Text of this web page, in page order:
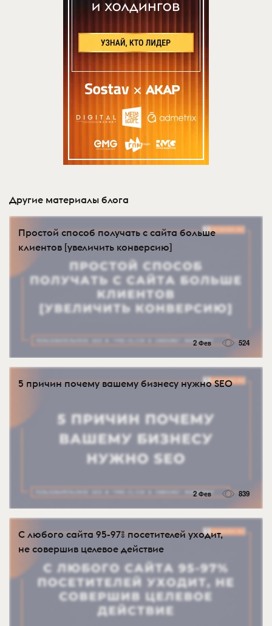
Другие материалы блога
Простой способ получать с сайта больше
клиентов [увеличить конверсию]
2 Фев 524
5 причин почему вашему бизнесу нужно SEO
2 Фев 839
С любого сайта 95-97% посетителей уходит,
не совершив целевое действие